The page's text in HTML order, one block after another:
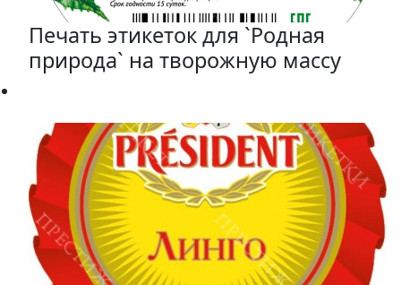
Печать этикеток для `Родная
природа` на творожную массу